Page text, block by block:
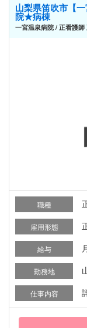
山梨県笛吹市【
院★病棟
一宮温泉病院 / 正看護師
職種
雇用形態
給与
勤務地
仕事内容